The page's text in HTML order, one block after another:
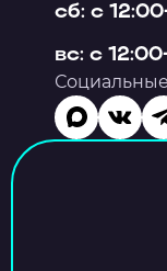
сб: с
вс: с